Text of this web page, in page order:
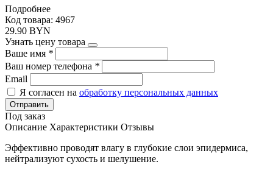
Подробнее
Код товара: 4967
29.90 BYN
Узнать цену товара
Ваше имя *
Ваш номер телефона *
Email
Я согласен на обработку персональных данных
Отправить
Под заказ
Описание Характеристики Отзывы
Эффективно проводят влагу в глубокие слои эпидермиса,
нейтрализуют сухость и шелушение.